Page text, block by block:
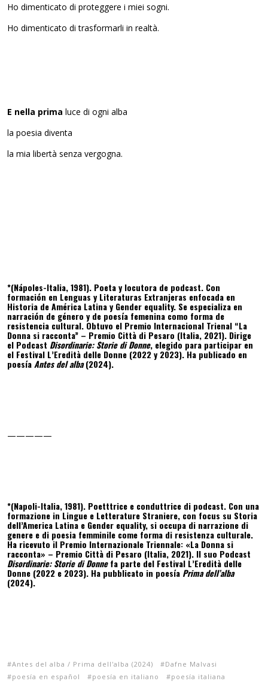
Ho dimenticato di proteggere i miei sogni.
Ho dimenticato di trasformarli in realtà.
E nella prima luce di ogni alba
la poesia diventa
la mia libertà senza vergogna.
*(Nápoles-Italia, 1981). Poeta y locutora de podcast. Con
formación en Lenguas y Literaturas Extranjeras enfocada en
Historia de América Latina y Gender equality. Se especializa en
narración de género y de poesía femenina como forma de
resistencia cultural. Obtuvo el Premio Internacional Trienal “La
Donna si racconta” – Premio Città di Pesaro (Italia, 2021). Dirige
el Podcast Disordinarie: Storie di Donne, elegido para participar en
el Festival L’Eredità delle Donne (2022 y 2023). Ha publicado en
poesía Antes del alba(2024).
—————
*(Napoli-Italia, 1981). Poetttrice e conduttrice di podcast. Con una
formazione in Lingue e Letterature Straniere, con focus su Storia
dell’America Latina e Gender equality, si occupa di narrazione di
genere e di poesia femminile come forma di resistenza culturale.
Ha ricevuto il Premio Internazionale Triennale: «La Donna si
racconta» – Premio Città di Pesaro (Italia, 2021). Il suo Podcast
Disordinarie: Storie di Donnefa parte del Festival L’Eredità delle
Donne (2022 e 2023). Ha pubblicato in poesía Prima dell’alba
(2024).
Antes del alba / Prima dell'alba (2024)
Dafne Malvasi
poesía en español
poesía en italiano poesía italiana